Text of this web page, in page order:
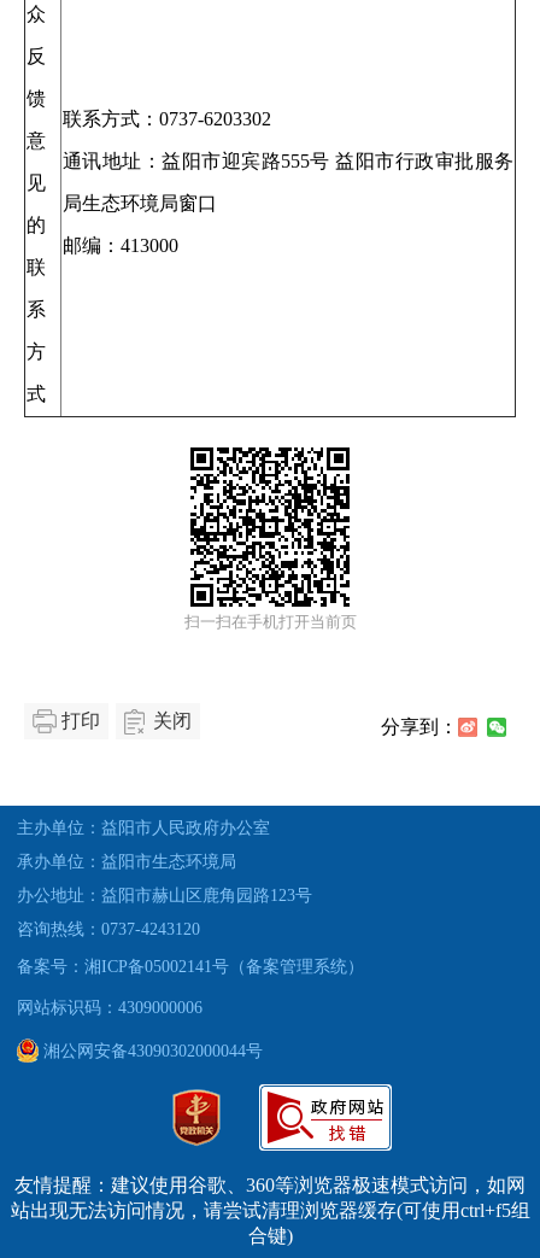
众
反
馈
意
见
的
联
系
方
式
联系方式：0737-6203302
通讯地址：益阳市迎宾路555号 益阳市行政审批服务
局生态环境局窗口
邮编：413000
扫一扫在手机打开当前页
打印 关闭 分享到：
主办单位：益阳市人民政府办公室
承办单位：益阳市生态环境局
办公地址：益阳市赫山区鹿角园路123号
咨询热线：0737-4243120
备案号：湘ICP备05002141号（备案管理系统）
网站标识码：4309000006
湘公网安备43090302000044号
友情提醒：建议使用谷歌、360等浏览器极速模式访问，如网
站出现无法访问情况，请尝试清理浏览器缓存(可使用ctrl+f5组
合键)